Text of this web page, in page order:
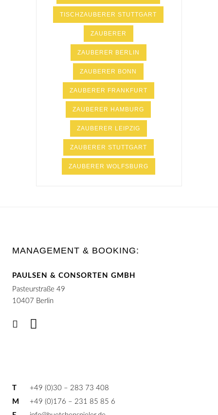
TISCHZAUBERER STUTTGART
ZAUBERER
ZAUBERER BERLIN
ZAUBERER BONN
ZAUBERER FRANKFURT
ZAUBERER HAMBURG
ZAUBERER LEIPZIG
ZAUBERER STUTTGART
ZAUBERER WOLFSBURG
MANAGEMENT & BOOKING:
PAULSEN & CONSORTEN GMBH
Pasteurstraße 49
10407 Berlin
T
+49 (0)30 – 283 73 408
M
+49 (0)176 – 231 85 85 6